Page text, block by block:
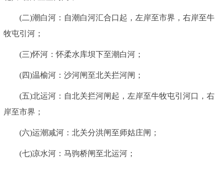
(二)潮白河：自潮白河汇合口起，左岸至市界，右岸至牛
牧屯引河；
(三)怀河：怀柔水库坝下至潮白河；
(四)温榆河：沙河闸至北关拦河闸；
(五)北运河：自北关拦河闸起，左岸至牛牧屯引河口，右
岸至市界；
(六)运潮减河：北关分洪闸至师姑庄闸；
(七)凉水河：马驹桥闸至北运河；